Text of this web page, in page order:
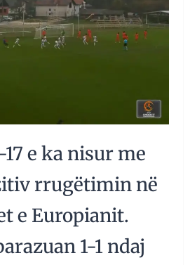
e ka nisur me
rrugëtimin në
e Europianit.
1-1 ndaj